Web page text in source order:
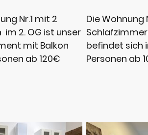
Nr.1 mit 2
2. OG ist unser
mit Balkon
ab 120€
Die Wohnung
befindet sich
Personen ab